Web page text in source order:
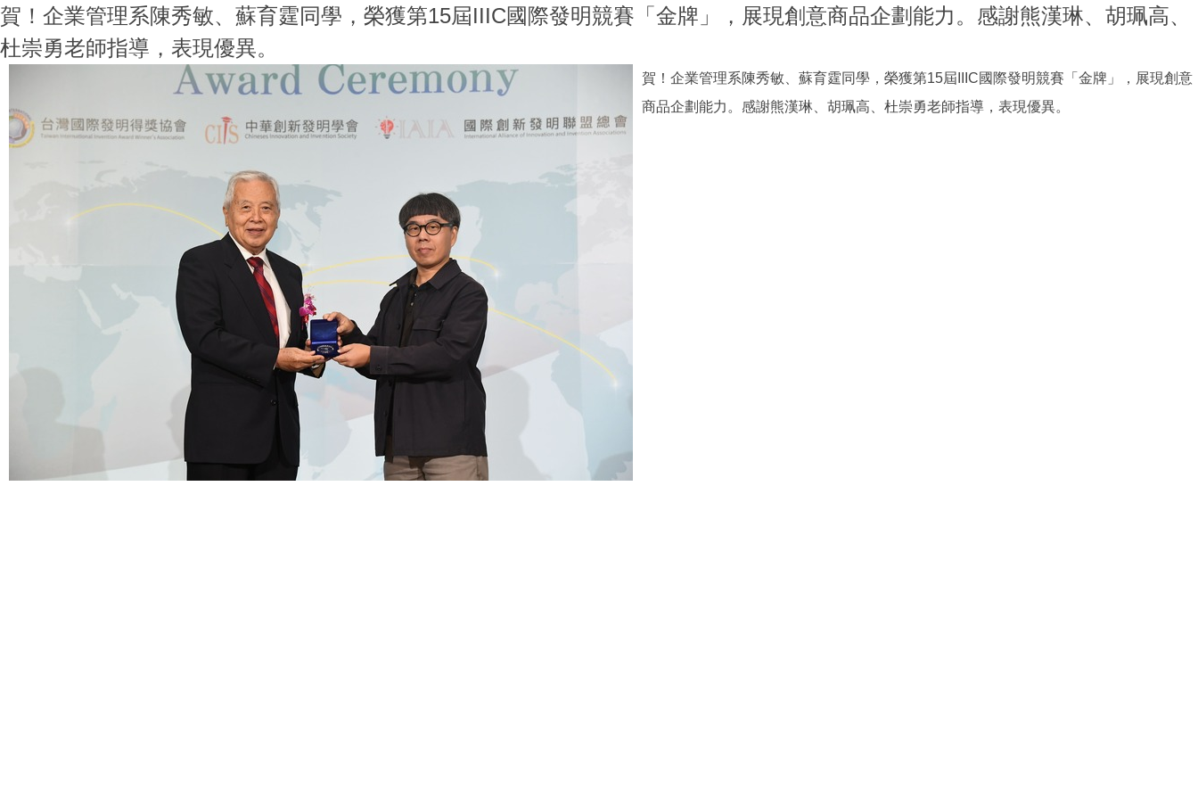
賀！企業管理系陳秀敏、蘇育霆同學，榮獲第15屆IIIC國際發明競賽「金牌」，展現創意商品企劃能力。感謝熊漢琳、胡珮高、
杜崇勇老師指導，表現優異。
賀！企業管理系陳秀敏、蘇育霆同學，榮獲第15屆IIIC國際發明競賽「金牌」，展現創意
商品企劃能力。感謝熊漢琳、胡珮高、杜崇勇老師指導，表現優異。